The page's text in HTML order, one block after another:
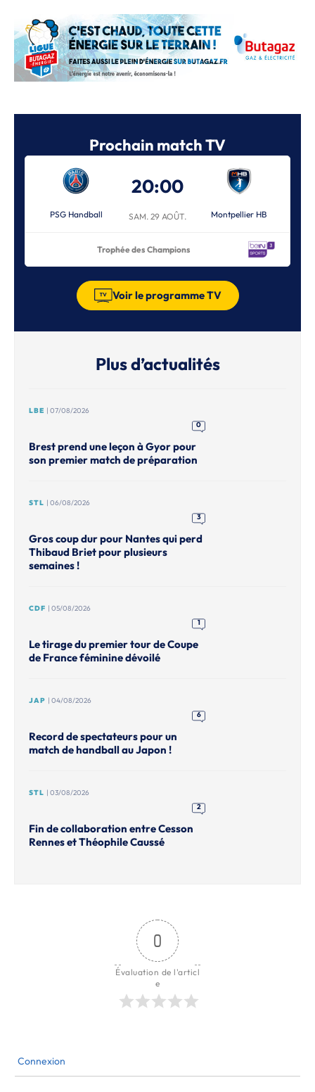
Prochain match TV
PSG Handball
20:00
SAM. 29 AOÛT. Montpellier HB
Trophée des Champions
Voir le programme TV
Plus d’actualités
LBE | 07/08/2026
0
Brest prend une leçon à Gyor pour
son premier match de préparation
STL | 06/08/2026
3
Gros coup dur pour Nantes qui perd
Thibaud Briet pour plusieurs
semaines !
CDF | 05/08/2026
1
Le tirage du premier tour de Coupe
de France féminine dévoilé
JAP | 04/08/2026
6
Record de spectateurs pour un
match de handball au Japon !
STL | 03/08/2026
2
Fin de collaboration entre Cesson
Rennes et Théophile Caussé
0
Évaluation de l'articl
e
Connexion